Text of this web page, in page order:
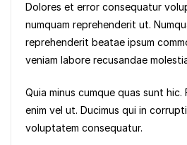
c
e
b
o
o
k
at
s
A
p
p
p
y
Li
n
k
ar
e
Dolores et error consequatur
numquam reprehenderit ut.
reprehenderit beatae ipsum
veniam labore recusandae
Quia minus cumque quas sunt
enim vel ut. Ducimus qui in
voluptatem consequatur.